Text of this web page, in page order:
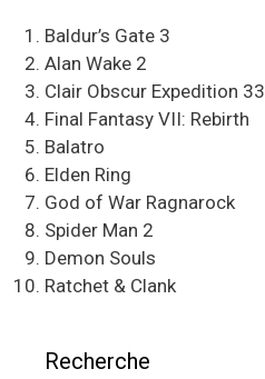
Baldur’s Gate 3
Alan Wake 2
Clair Obscur Expedition 33
Final Fantasy VII: Rebirth
Balatro
Elden Ring
God of War Ragnarock
Spider Man 2
Demon Souls
Ratchet & Clank
Recherche